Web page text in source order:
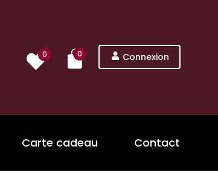
0 0 Connexion
Carte cadeau Contact